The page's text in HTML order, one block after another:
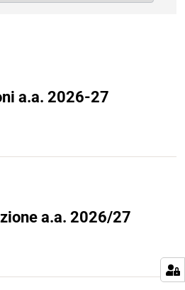
a.a. 2026-27
a.a. 2026/27